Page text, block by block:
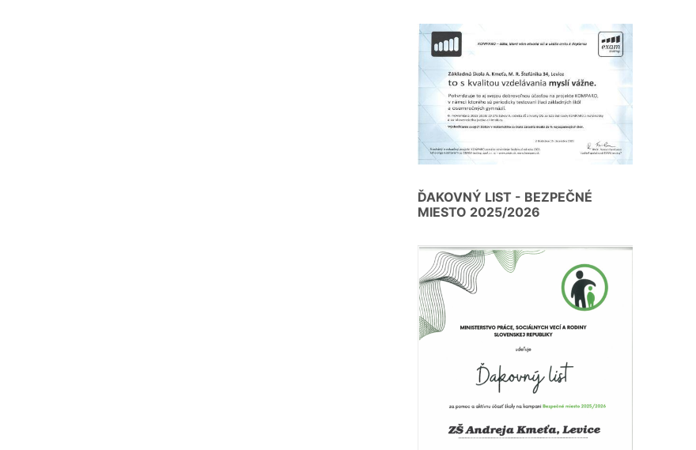
ĎAKOVNÝ LIST - BEZPEČNÉ
MIESTO 2025/2026